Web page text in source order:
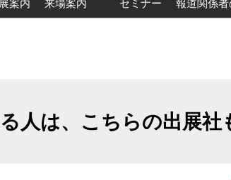
案内
来場案内
アクセス・来場ガイド
セミナー 報道関係
人は、こちらの出展社